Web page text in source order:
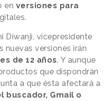
en versiones para
Diwanji, vicepresidente
nuevas versiones irán
de 12 años. Y aunque
que dispondrán
a que ésta afectará a
buscador, Gmail o